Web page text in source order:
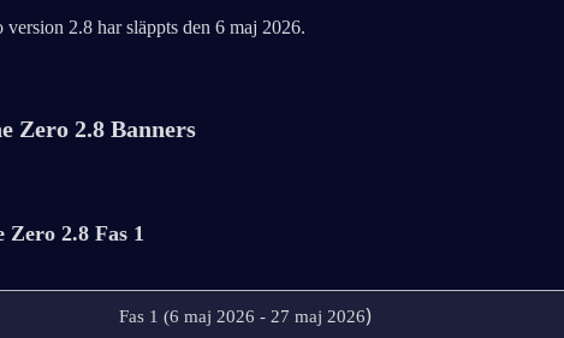
version 2.8 har släppts den 6 maj 2026.
Zero 2.8 Banners
Zero 2.8 Fas 1
Fas 1 (6 maj 2026 - 27 maj 2026)